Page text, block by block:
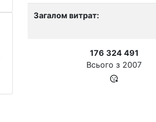
Загалом витрат:
176 324 491
Всього з 2007